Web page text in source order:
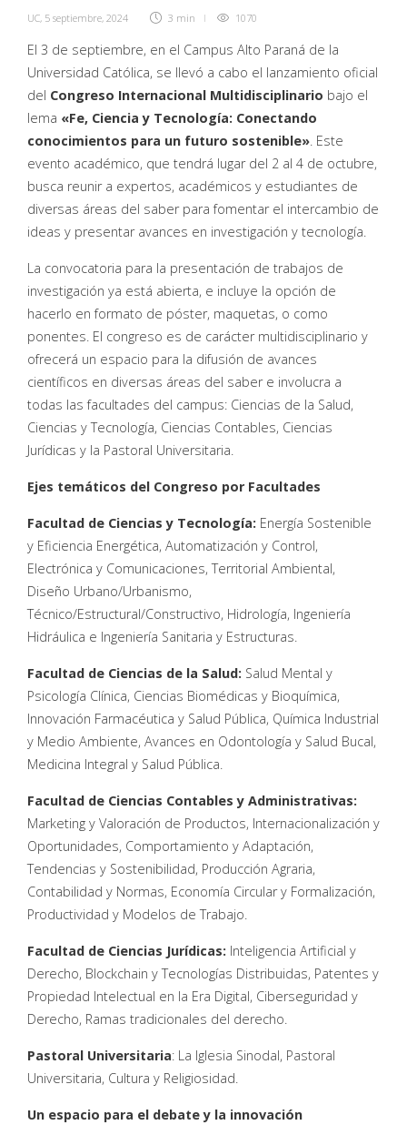
UC, 5 septiembre, 2024 3 min 1070
El 3 de septiembre, en el Campus Alto Paraná de la
Universidad Católica, se llevó a cabo el lanzamiento oficial
del Congreso Internacional Multidisciplinario bajo el
lema «Fe, Ciencia y Tecnología: Conectando
conocimientos para un futuro sostenible». Este
evento académico, que tendrá lugar del 2 al 4 de octubre,
busca reunir a expertos, académicos y estudiantes de
diversas áreas del saber para fomentar el intercambio de
ideas y presentar avances en investigación y tecnología.
La convocatoria para la presentación de trabajos de
investigación ya está abierta, e incluye la opción de
hacerlo en formato de póster, maquetas, o como
ponentes. El congreso es de carácter multidisciplinario y
ofrecerá un espacio para la difusión de avances
científicos en diversas áreas del saber e involucra a
todas las facultades del campus: Ciencias de la Salud,
Ciencias y Tecnología, Ciencias Contables, Ciencias
Jurídicas y la Pastoral Universitaria.
Ejes temáticos del Congreso por Facultades
Facultad de Ciencias y Tecnología: Energía Sostenible
y Eficiencia Energética, Automatización y Control,
Electrónica y Comunicaciones, Territorial Ambiental,
Diseño Urbano/Urbanismo,
Técnico/Estructural/Constructivo, Hidrología, Ingeniería
Hidráulica e Ingeniería Sanitaria y Estructuras.
Facultad de Ciencias de la Salud: Salud Mental y
Psicología Clínica, Ciencias Biomédicas y Bioquímica,
Innovación Farmacéutica y Salud Pública, Química Industrial
y Medio Ambiente, Avances en Odontología y Salud Bucal,
Medicina Integral y Salud Pública.
Facultad de Ciencias Contables y Administrativas:
Marketing y Valoración de Productos, Internacionalización y
Oportunidades, Comportamiento y Adaptación,
Tendencias y Sostenibilidad, Producción Agraria,
Contabilidad y Normas, Economía Circular y Formalización,
Productividad y Modelos de Trabajo.
Facultad de Ciencias Jurídicas: Inteligencia Artificial y
Derecho, Blockchain y Tecnologías Distribuidas, Patentes y
Propiedad Intelectual en la Era Digital, Ciberseguridad y
Derecho, Ramas tradicionales del derecho.
Pastoral Universitaria: La Iglesia Sinodal, Pastoral
Universitaria, Cultura y Religiosidad.
Un espacio para el debate y la innovación